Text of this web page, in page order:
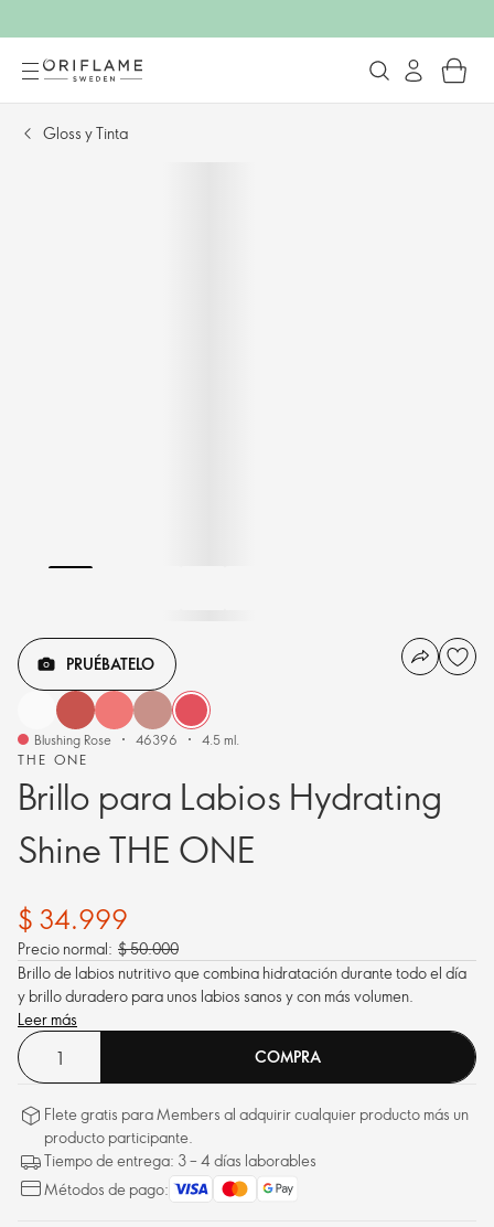
Gloss y Tinta
THE ONE
Brillo para Labios Hydrating
Shine THE ONE
PRUÉBATELO
Blushing Rose 46396 4.5 ml.
$ 34.999
Precio normal: $ 50.000
Brillo de labios nutritivo que combina hidratación durante todo el día
y brillo duradero para unos labios sanos y con más volumen.
Leer más
COMPRA
Flete gratis para Members al adquirir cualquier producto más un
producto participante.
Tiempo de entrega: 3 – 4 días laborables
Métodos de pago: